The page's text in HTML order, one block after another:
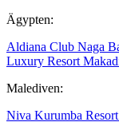
Ägypten:
Aldiana Club Naga
Luxury Resort
Malediven:
Niva Kurumba